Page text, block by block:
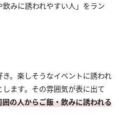
みに誘われやすい人」をラン
。楽しそうなイベントに誘われ
ます。その雰囲気が表に出て
の人からご飯・飲みに誘われる